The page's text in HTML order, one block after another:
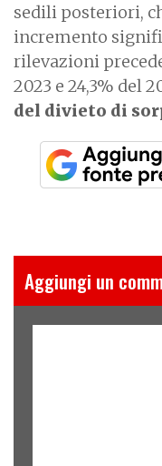
sedili posteriori,
incremento
rilevazioni
2023 e 24,3% del
del divieto di
Aggiungi un